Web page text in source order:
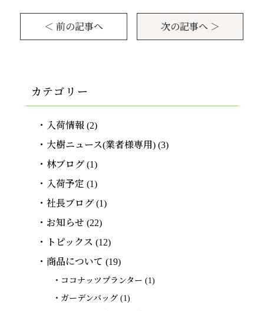
＜ 前の記事へ 次の記事へ ＞
カテゴリー
入荷情報 (2)
大樹ニュース(業者様専用)(3)
林ブログ(1)
入荷予定 (1)
社長ブログ(1)
お知らせ (22)
トピックス (12)
商品について (19)
ココナッツプランター (1)
ガーデンバッグ(1)